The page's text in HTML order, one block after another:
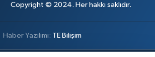
Copyright © 2024. Her hakkı saklıdır.
Haber Yazılımı: TE Bilişim